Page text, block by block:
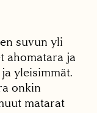
suvun yli
ahomatara ja
yleisimmät.
onkin
matarat